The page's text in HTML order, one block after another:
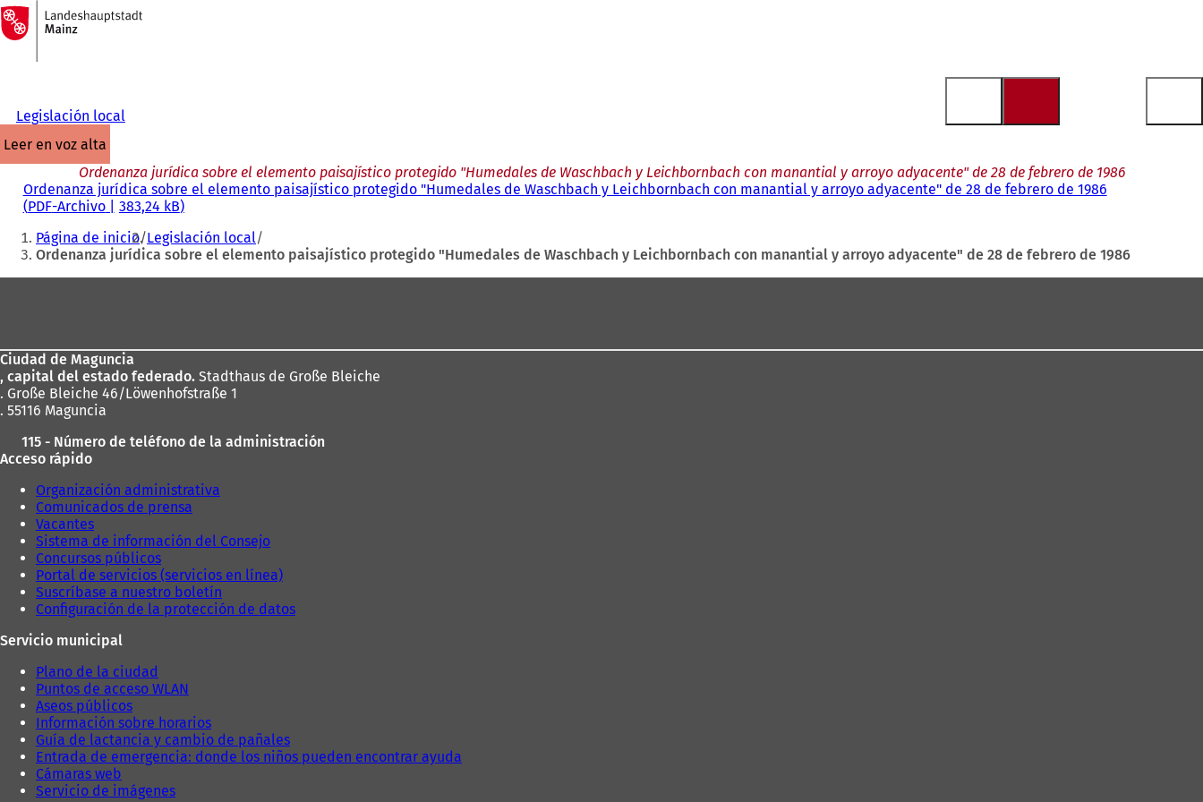
Saltar al contenido
A
la
página
Legislación local
leer en voz alta
Ordenanza jurídica sobre el elemento paisajístico protegido "Humedales de Waschbach y Leichbornbach con manantial y arroyo adyacente" de 28 de febrero de 1986
Ordenanza jurídica sobre el elemento paisajístico protegido "Humedales de Waschbach y Leichbornbach con manantial y arroyo adyacente" de 28 de febrero de 1986
PDF-Archivo 383,24 kB
Estás
aquí:
Página de inicio Legislación local
Ordenanza jurídica sobre el elemento paisajístico protegido "Humedales de Waschbach y Leichbornbach con manantial y arroyo adyacente" de 28 de febrero de 1986
pies
Ciudad de Maguncia
, capital del estado federado. Stadthaus de Große Bleiche
. Große Bleiche 46/Löwenhofstraße 1
. 55116 Maguncia
115 - Número de teléfono de la administración
Acceso rápido
Organización administrativa
Comunicados de prensa
Vacantes
Sistema de información del Consejo
Concursos públicos
Portal de servicios (servicios en línea)
Suscríbase a nuestro boletín
Configuración de la protección de datos
Servicio municipal
Plano de la ciudad
Puntos de acceso WLAN
Aseos públicos
Información sobre horarios
Guía de lactancia y cambio de pañales
Entrada de emergencia: donde los niños pueden encontrar ayuda
Cámaras web
Servicio de imágenes